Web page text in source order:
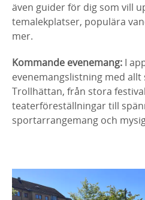
även guider för dig som vill
temalekplatser, populära
mer.
Kommande evenemang: I
evenemangslistning med allt
Trollhättan, från stora
teaterföreställningar till
sportarrangemang och